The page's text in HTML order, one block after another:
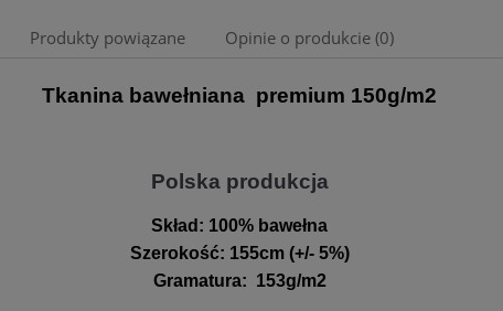
Cena nie zawiera ewentualnych kosztów
Produkty powiązane Opinie o produkcie (0)
Tkanina bawełniana premium 150g/m2
Polska produkcja
Skład: 100% bawełna
Szerokość: 155cm (+/- 5%)
Gramatura: 153g/m2